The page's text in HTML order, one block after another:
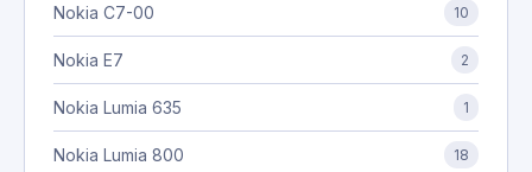
Nokia C7-00 10
Nokia E7 2
Nokia Lumia 635 1
Nokia Lumia 800 18